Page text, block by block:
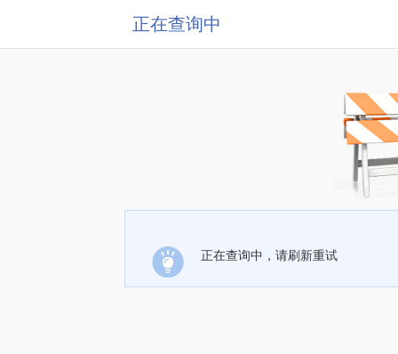
正在查询中
正在查询中，请刷新重试